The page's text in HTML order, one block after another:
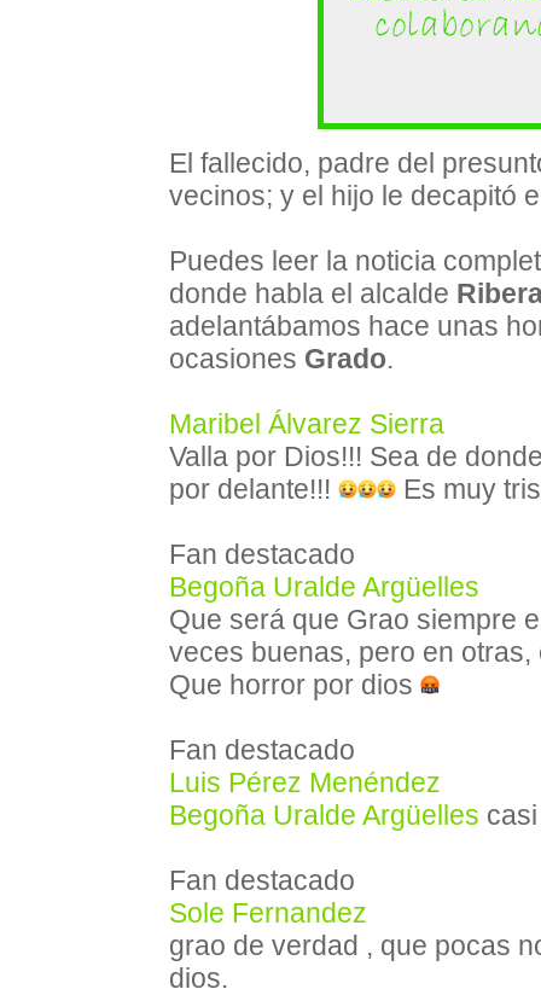
El fallecido, padre del
vecinos; y el hijo le decapitó
Puedes leer la noticia
donde habla el alcalde
adelantábamos hace unas
ocasiones Grado.
Maribel Álvarez Sierra
Valla por Dios!!! Sea de
por delante!!!
Es muy
Fan destacado
Begoña Uralde Argüelles
Que será que Grao siempre
veces buenas, pero en otras,
Que horror por dios
Fan destacado
Luis Pérez Menéndez
Begoña Uralde Argüelles
Fan destacado
Sole Fernandez
grao de verdad , que pocas
dios.